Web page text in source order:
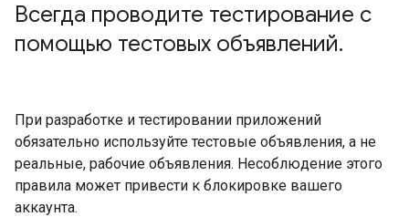
Всегда проводите тестирование с
помощью тестовых объявлений.
При разработке и тестировании приложений
обязательно используйте тестовые объявления, а не
реальные, рабочие объявления. Несоблюдение этого
правила может привести к блокировке вашего
аккаунта.